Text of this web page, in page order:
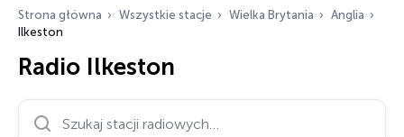
Strona główna Wszystkie stacje Wielka Brytania
Anglia
Ilkeston
Radio Ilkeston